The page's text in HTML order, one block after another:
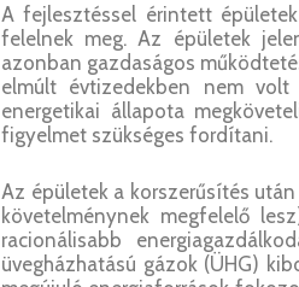
A fejlesztéssel érintett
felelnek meg. Az épületek
azonban gazdaságos
elmúlt évtizedekben nem
energetikai állapota
figyelmet szükséges fordítani.
Az épületek a korszerűsítés
követelménynek megfelelő
racionálisabb
üvegházhatású gázok (ÜHG)